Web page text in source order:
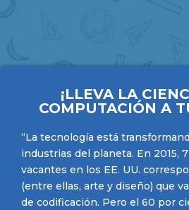
¡LLEVA LA
COMPUTACIÓN A
“La tecnología está
industrias del planeta. En 2015,
vacantes en los EE. UU.
(entre ellas, arte y diseño) que
de codificación. Pero el 60 por